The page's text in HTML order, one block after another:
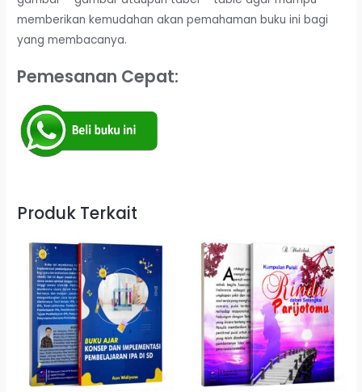
memberikan kemudahan akan pemahaman buku ini bagi
yang membacanya.
Pemesanan Cepat:
Produk Terkait